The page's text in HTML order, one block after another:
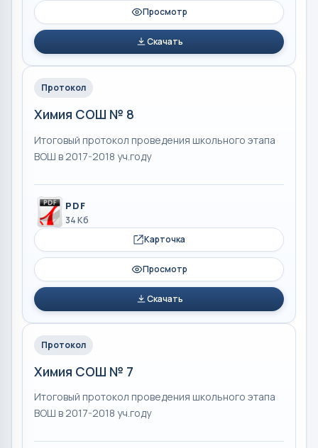
Просмотр
Скачать
Протокол
Химия СОШ № 8
Итоговый протокол проведения школьного этапа
ВОШ в 2017-2018 уч.году
PDF
34 Кб
Карточка
Просмотр
Скачать
Протокол
Химия СОШ № 7
Итоговый протокол проведения школьного этапа
ВОШ в 2017-2018 уч.году